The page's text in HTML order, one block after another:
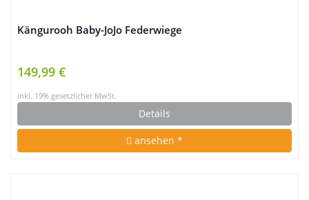
Kängurooh Baby-JoJo Federwiege
149,99 €
inkl. 19% gesetzlicher MwSt.
Details
ansehen *